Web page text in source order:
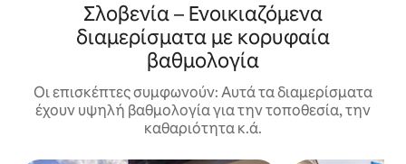
Σλοβενία – Ενοικιαζόμενα
διαμερίσματα με κορυφαία
βαθμολογία
Οι επισκέπτες συμφωνούν: Αυτά τα διαμερίσματα
έχουν υψηλή βαθμολογία για την τοποθεσία, την
καθαριότητα κ.ά.